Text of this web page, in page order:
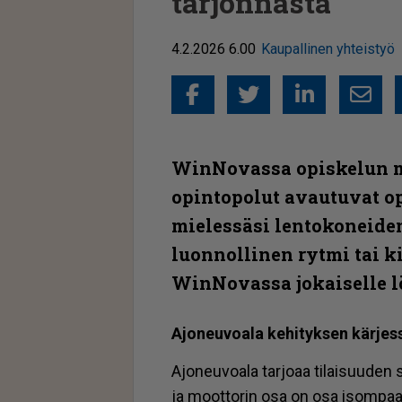
4.2.2026 6.00 Kaupallinen yhteistyö
FacebookTwitter
WinNovassa opiskelun
opintopolut avautuvat
mielessäsi
luonnollinen rytmi tai
WinNovassa jokaiselle
Ajo­neu­vo­a­la ke­hi­tyk­sen
Ajo­neu­vo­a­la tar­jo­aa
ja moot­to­rin osa on osa